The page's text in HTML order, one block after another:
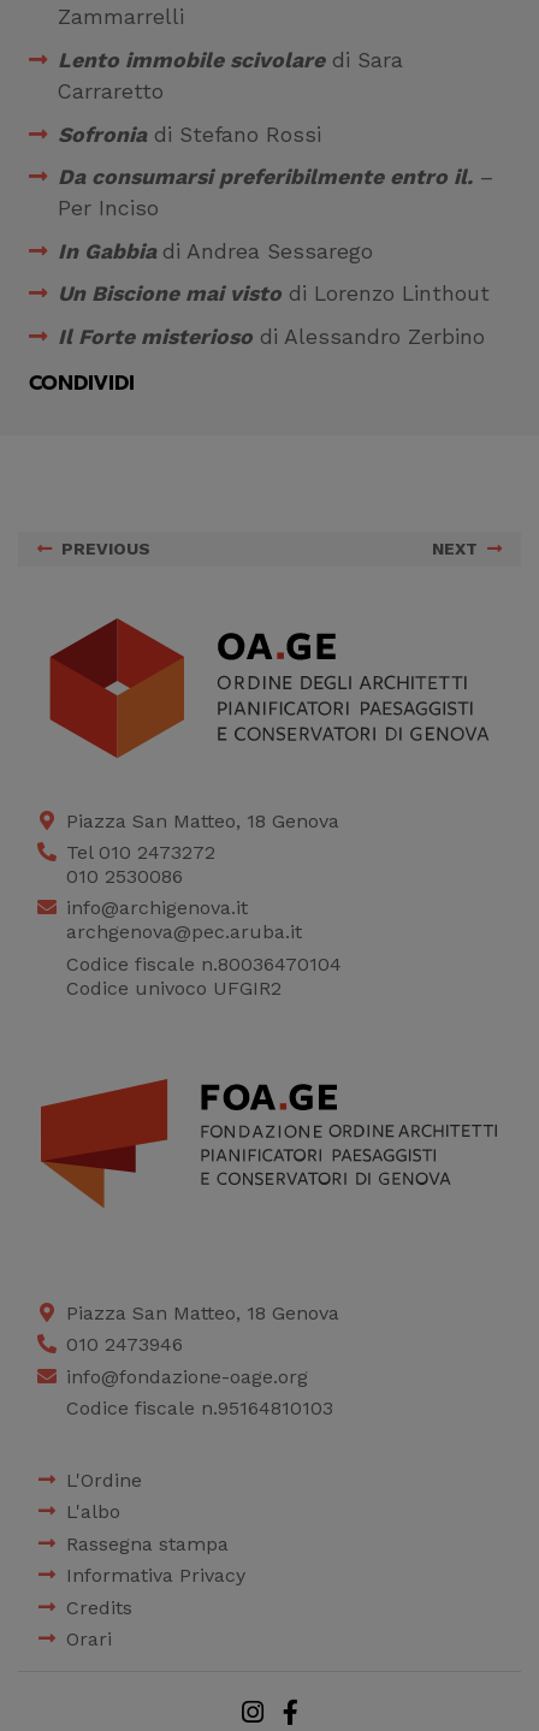
Zammarrelli
Lento immobile scivolaredi Sara
Carraretto
Sofroniadi Stefano Rossi
Da consumarsi preferibilmente entro il. –
Per Inciso
In Gabbia di Andrea Sessarego
Un Biscione mai visto di Lorenzo Linthout
Il Forte misterioso di Alessandro Zerbino
CONDIVIDI
PREVIOUS NEXT
Piazza San Matteo, 18 Genova
Tel 010 2473272
010 2530086
info@archigenova.it
archgenova@pec.aruba.it
Codice fiscale n.80036470104
Codice univoco UFGIR2
Piazza San Matteo, 18 Genova
010 2473946
info@fondazione-oage.org
Codice fiscale n.95164810103
L'Ordine
L'albo
Rassegna stampa
Informativa Privacy
Credits
Orari